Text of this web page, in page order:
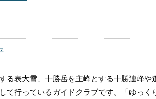
る表大雪、十勝岳を主峰とする十勝連峰や
行っているガイドクラブです。「ゆっく